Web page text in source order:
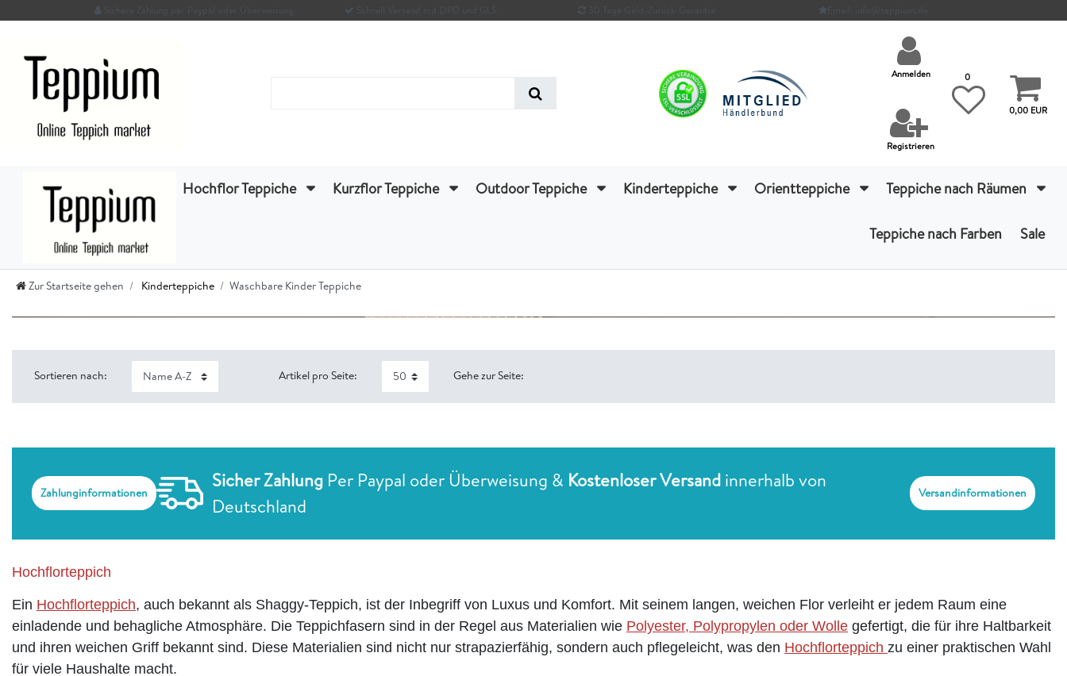
Sichere Zahlung per Paypal oder Überweisung Schnell Versand mit DPD und GLS 30 Tage Geld-Zurück-Garantie Email: info@teppium.de
Anmelden
Registrieren
0
0,00 EUR
Hochflor Teppiche Kurzflor Teppiche Outdoor Teppiche Kinderteppiche Orientteppiche Teppiche nach Räumen
Teppiche nach Farben Sale
Zur Startseite gehen Kinderteppiche Waschbare Kinder Teppiche
Sortieren nach: Artikel pro Seite: Gehe zur Seite:
Zahlunginformationen
Sicher ZahlungPer Paypal oder Überweisung & Kostenloser Versandinnerhalb von
Deutschland
Versandinformationen
Hochflorteppich
Ein Hochflorteppich, auch bekannt als Shaggy-Teppich, ist der Inbegriff von Luxus und Komfort. Mit seinem langen, weichen Flor verleiht er jedem Raum eine
einladende und behagliche Atmosphäre. Die Teppichfasern sind in der Regel aus Materialien wie Polyester, Polypropylen oder Wolle gefertigt, die für ihre Haltbarkeit
und ihren weichen Griff bekannt sind. Diese Materialien sind nicht nur strapazierfähig, sondern auch pflegeleicht, was den Hochflorteppich zu einer praktischen Wahl
für viele Haushalte macht.